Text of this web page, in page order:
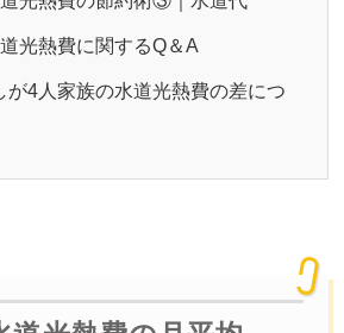
光熱費に関するQ＆A
が4人家族の水道光熱費の差につ